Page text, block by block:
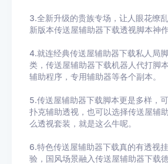
3.全新升级的贵族专场，让人眼花缭
新版本传送屋辅助器下载透视脚本神作
4.就连经典传送屋辅助器下载私人局
类，传送屋辅助器下载机器人代打脚
辅助程序，专用辅助器等各个副本。
5.传送屋辅助器下载脚本更是多样，
扑克辅助透视，也可以选择传送屋辅
么透视套装，就是这么牛呢。
6.特色传送屋辅助器下载真的有透视
验，国风场景融入传送屋辅助器下载